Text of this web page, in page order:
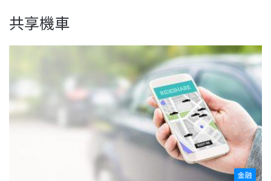
共享機車
金融